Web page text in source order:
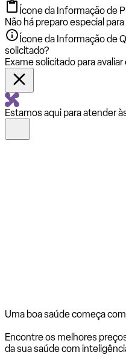
Ícone da Informação de
Não há preparo especial
Ícone da Informação de
solicitado?
Exame solicitado para
Estamos aqui para atender
Uma boa saúde começa com
Encontre os melhores
da sua saúde com